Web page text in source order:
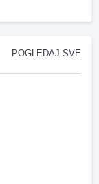
POGLEDAJ SVE